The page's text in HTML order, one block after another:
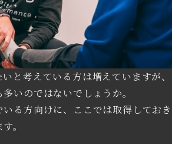
と考えている方は増えていますが
いのではないでしょうか。
る方向けに、ここでは取得してお
。